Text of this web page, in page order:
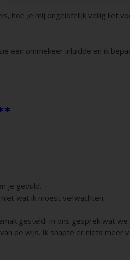
hoe je mij ongelofelijk veilig liet
een ommekeer inluidde en ik
je geduld.
wat ik moest verwachten.
gesteld. In ons gesprek wat
de wijs. Ik snapte er niets meer